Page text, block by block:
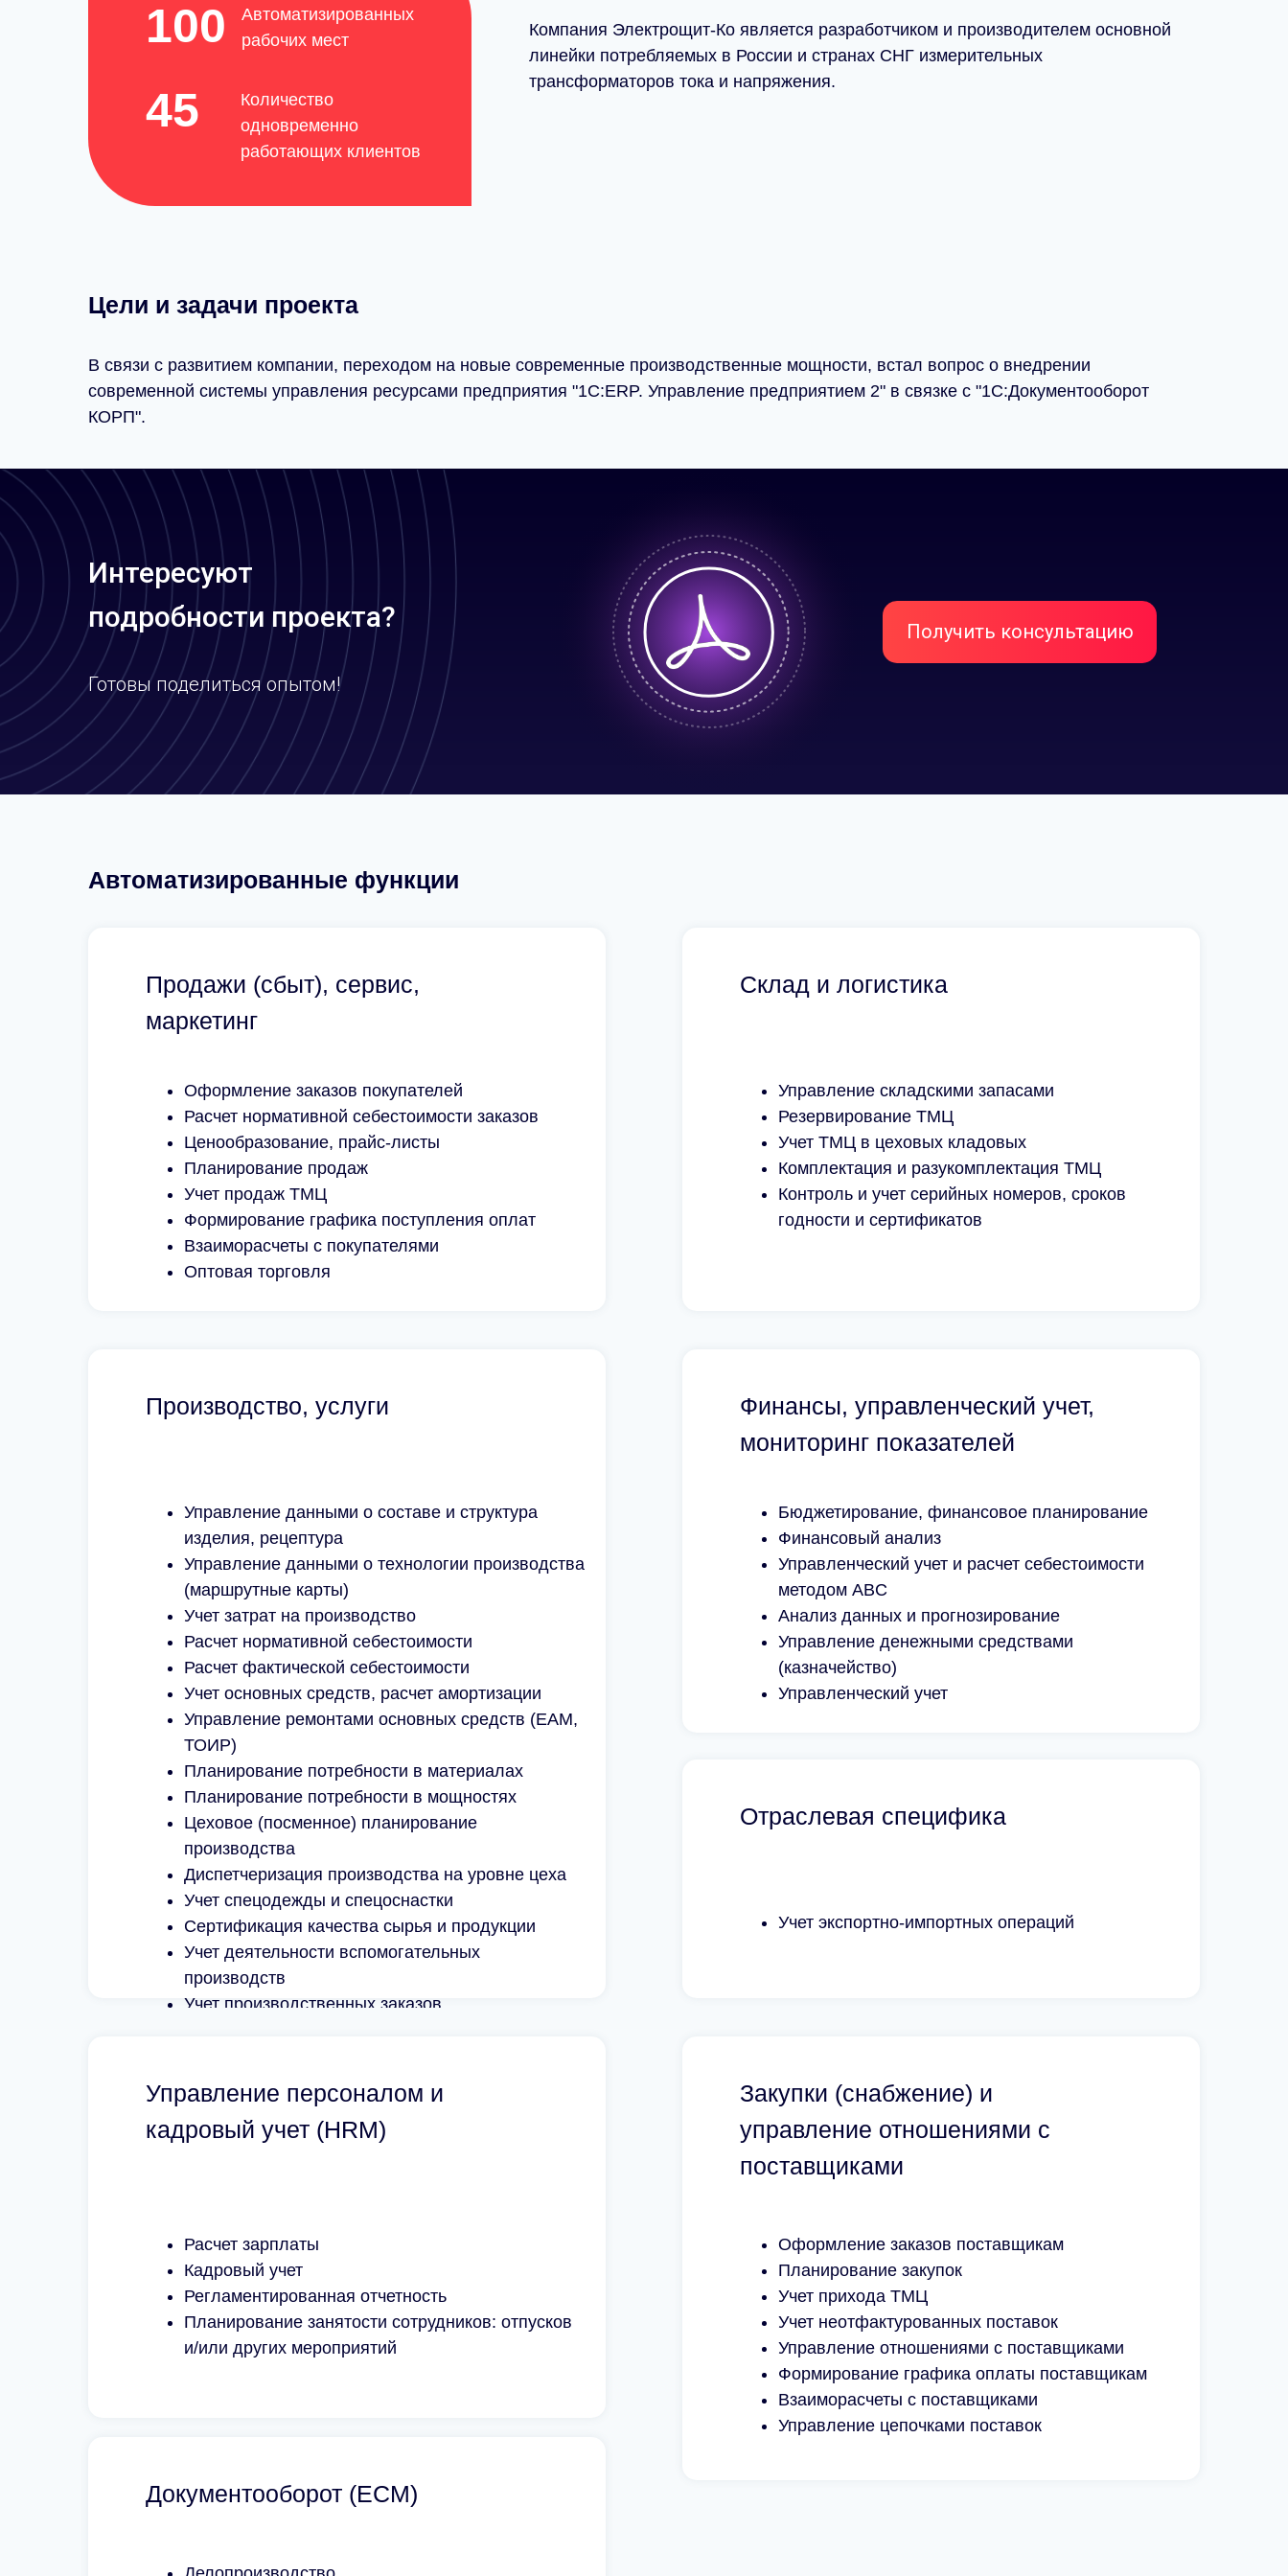
100
Автоматизированных
рабочих мест
45
Количество
одновременно
работающих клиентов
Компания Электрощит-Кo является разработчиком и производителем основной
линейки потребляемых в России и странах СНГ измерительных
трансформаторов тока и напряжения.
Цели и задачи проекта
В связи с развитием компании, переходом на новые современные производственные мощности, встал вопрос о внедрении
современной системы управления ресурсами предприятия "1С:ERP. Управление предприятием 2" в связке с "1С:Документооборот
КОРП".
Интересуют
подробности проекта?
Готовы поделиться опытом!
Получить консультацию
Автоматизированные функции
150
Численность
рабочих мест
Продажи (сбыт), сервис,
маркетинг
Оформление заказов покупателей
Расчет нормативной себестоимости заказов
Ценообразование, прайс-листы
Планирование продаж
Учет продаж ТМЦ
Формирование графика поступления оплат
Взаиморасчеты с покупателями
Оптовая торговля
Склад и логистика
Управление складскими запасами
Резервирование ТМЦ
Учет ТМЦ в цеховых кладовых
Комплектация и разукомплектация ТМЦ
Контроль и учет серийных номеров, сроков
годности и сертификатов
Производство, услуги
Управление данными о составе и структура
изделия, рецептура
Управление данными о технологии производства
(маршрутные карты)
Учет затрат на производство
Расчет нормативной себестоимости
Расчет фактической себестоимости
Учет основных средств, расчет амортизации
Управление ремонтами основных средств (EAM,
ТОИР)
Планирование потребности в материалах
Планирование потребности в мощностях
Цеховое (посменное) планирование
производства
Диспетчеризация производства на уровне цеха
Учет спецодежды и спецоснастки
Сертификация качества сырья и продукции
Учет деятельности вспомогательных
производств
Учет производственных заказов
Финансы, управленческий учет,
мониторинг показателей
Бюджетирование, финансовое планирование
Финансовый анализ
Управленческий учет и расчет себестоимости
методом ABC
Анализ данных и прогнозирование
Управление денежными средствами
(казначейство)
Управленческий учет
Отраслевая специфика
Учет экспортно-импортных операций
Численность
автоматизированных
рабочих мест
Управление персоналом и
кадровый учет (HRM)
Расчет зарплаты
Кадровый учет
Регламентированная отчетность
Планирование занятости сотрудников: отпусков
и/или других мероприятий
Закупки (снабжение) и
управление отношениями с
поставщиками
Оформление заказов поставщикам
Планирование закупок
Учет прихода ТМЦ
Учет неотфактурованных поставок
Управление отношениями с поставщиками
Формирование графика оплаты поставщикам
Взаиморасчеты с поставщиками
Управление цепочками поставок
Документооборот (ECM)
Численность
автоматизированных
рабочих мест